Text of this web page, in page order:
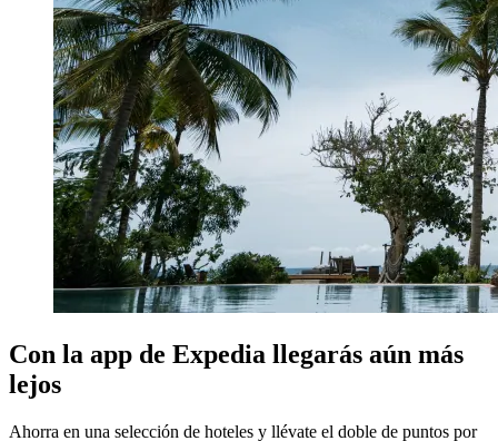
Con la app de Expedia llegarás aún más
lejos
Ahorra en una selección de hoteles y llévate el doble de puntos por